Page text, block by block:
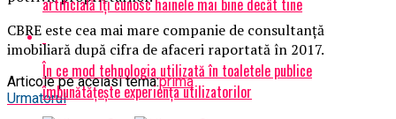
CBRE este cea mai mare companie de consultanţă
imobiliară după cifra de afaceri raportată în 2017.
Articole pe aceiasi tema:prima
Urmatorul
În ce mod tehnologia utilizată în toaletele publice
îmbunătățește experiența utilizatorilor